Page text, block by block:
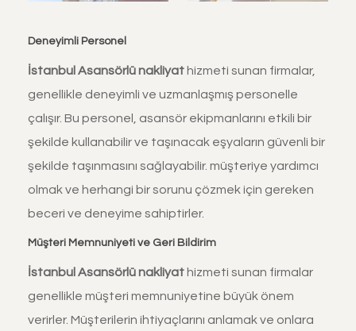
Deneyimli Personel
İstanbul Asansörlü nakliyat hizmeti sunan firmalar,
genellikle deneyimli ve uzmanlaşmış personelle
çalışır. Bu personel, asansör ekipmanlarını etkili bir
şekilde kullanabilir ve taşınacak eşyaların güvenli bir
şekilde taşınmasını sağlayabilir. müşteriye yardımcı
olmak ve herhangi bir sorunu çözmek için gereken
beceri ve deneyime sahiptirler.
Müşteri Memnuniyeti ve Geri Bildirim
İstanbul Asansörlü nakliyat hizmeti sunan firmalar
genellikle müşteri memnuniyetine büyük önem
verirler. Müşterilerin ihtiyaçlarını anlamak ve onlara